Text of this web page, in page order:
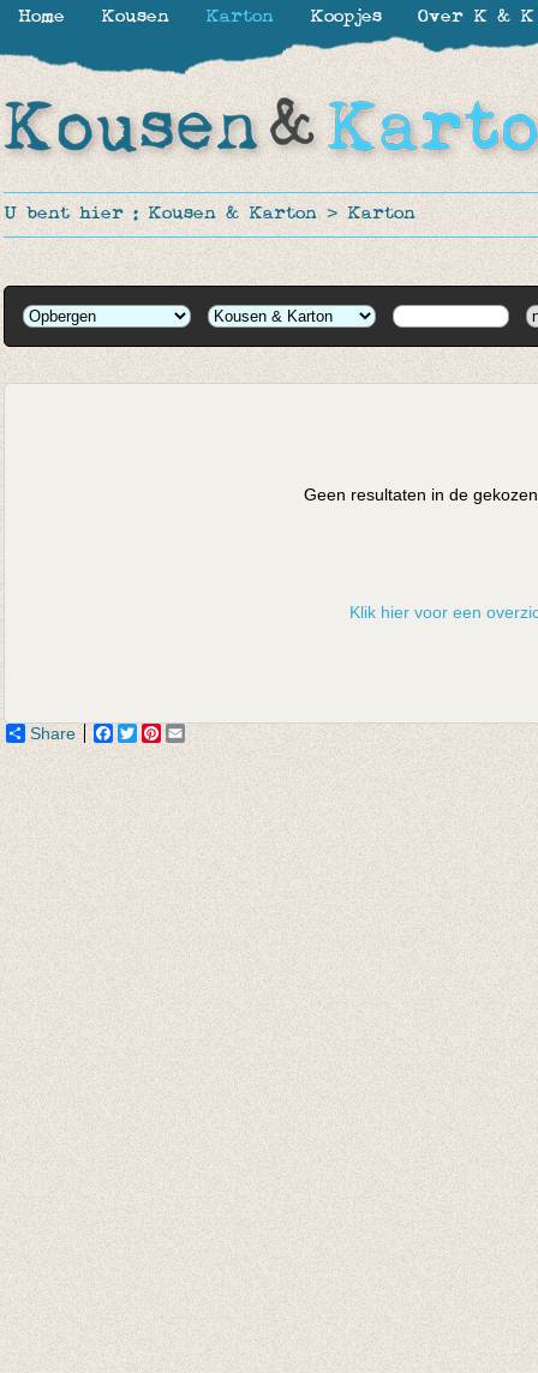
U bent hier : Kousen & Karton > Karton
Geen resultaten in de
Klik hier voor een
Share Facebook
TwitterPinterest
Home Kousen Karton Koopjes Over K & K